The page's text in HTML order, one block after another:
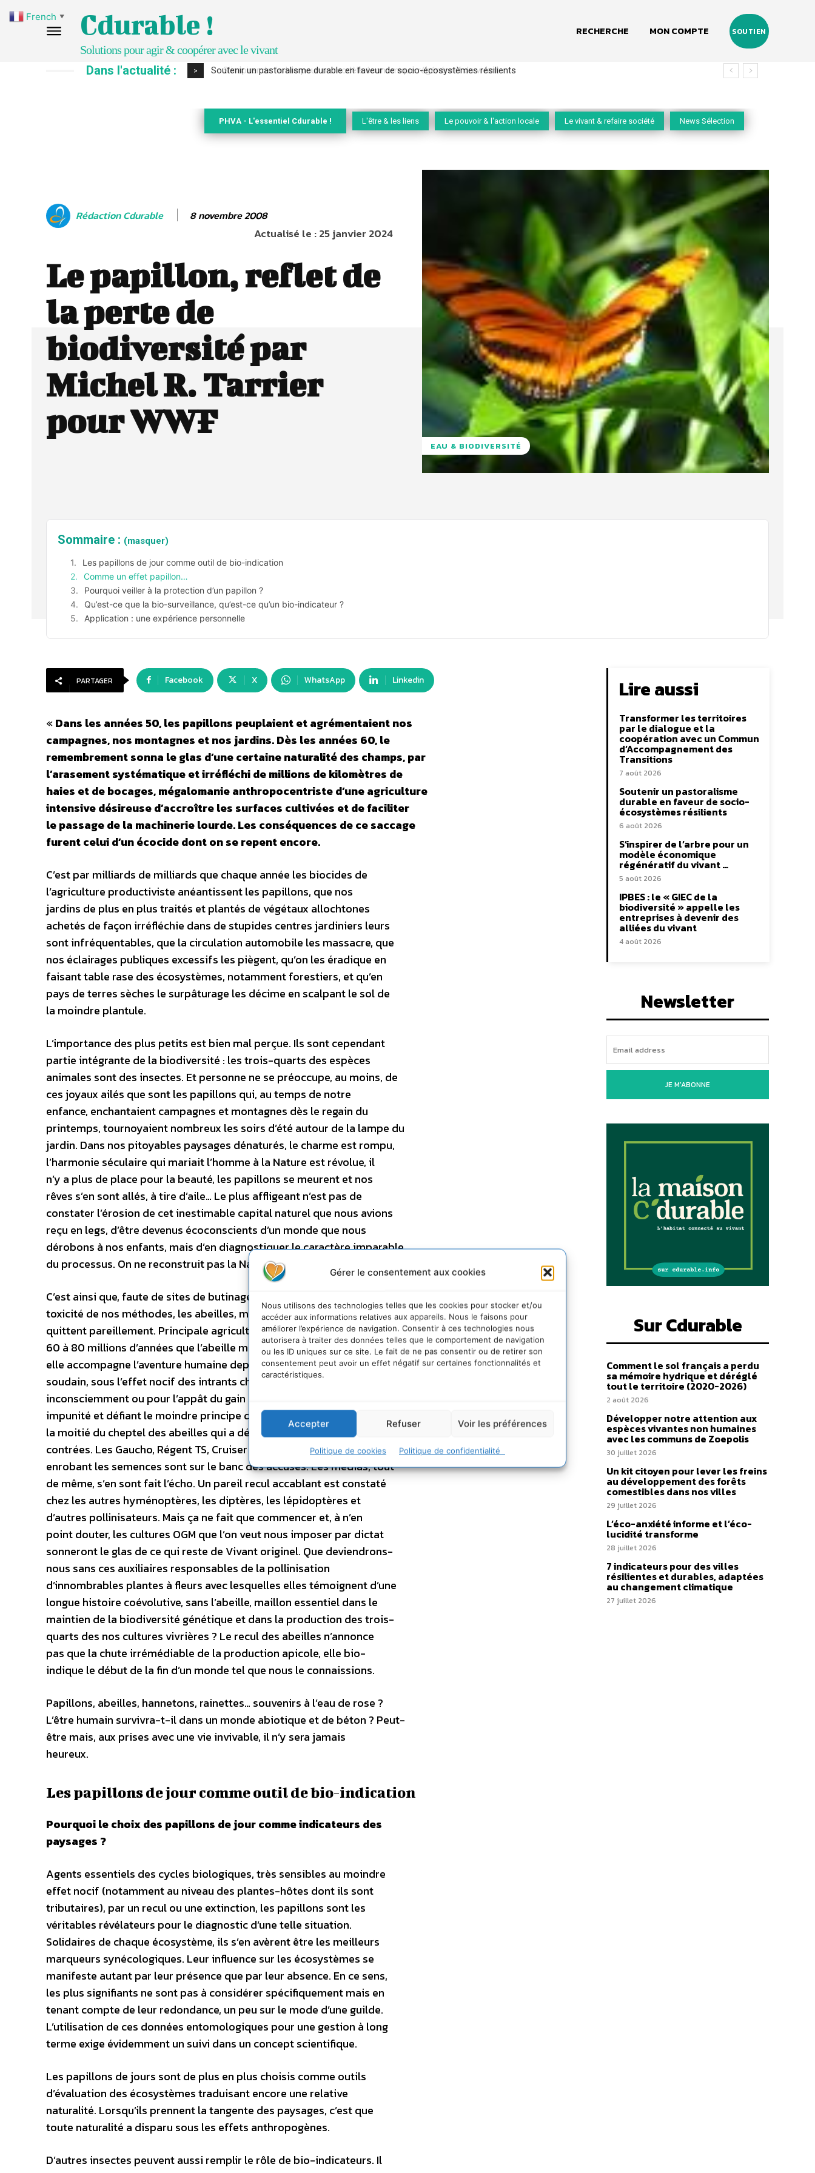
Gérer le consentement aux cookies
Nous utilisons des technologies telles que les cookies pour stocker et/ou
accéder aux informations relatives aux appareils. Nous le faisons pour
améliorer l’expérience de navigation. Consentir à ces technologies nous
autorisera à traiter des données telles que le comportement de navigation
ou les ID uniques sur ce site. Le fait de ne pas consentir ou de retirer son
consentement peut avoir un effet négatif sur certaines fonctionnalités et
caractéristiques.
Accepter Refuser Voir les préférences
Politique de cookies Politique de confidentialité
Cdurable !
Solutions pour agir & coopérer avec le vivant
RECHERCHE MON COMPTE SOUTIEN
Dans l'actualité : > S’inspirer de l’arbre pour un modèle économique régénératif du vivant …
PHVA - L'essentiel Cdurable ! L'être & les liens Le pouvoir & l'action locale Le vivant & refaire société News Sélection
Rédaction Cdurable 8 novembre 2008
Actualisé le :25 janvier 2024
Le papillon, reflet de
la perte de
biodiversité par
Michel R. Tarrier
pour WWF
EAU & BIODIVERSITÉ
Sommaire : (masquer)
Les papillons de jour comme outil de bio-indication
Comme un effet papillon…
Pourquoi veiller à la protection d’un papillon ?
Qu’est-ce que la bio-surveillance, qu’est-ce qu’un bio-indicateur ?
Application : une expérience personnelle
PARTAGER Facebook X WhatsApp Linkedin
«Dans les années 50, les papillons peuplaient et agrémentaient nos
campagnes, nos montagnes et nos jardins. Dès les années 60, le
remembrement sonna le glas d’une certaine naturalité des champs, par
l’arasement systématique et irréfléchi de millions de kilomètres de
haies et de bocages, mégalomanie anthropocentriste d’une agriculture
intensive désireuse d’accroître les surfaces cultivées et de faciliter
le passage de la machinerie lourde. Les conséquences de ce saccage
furent celui d’un écocide dont on se repent encore.
C’est par milliards de milliards que chaque année les biocides de
l’agriculture productiviste anéantissent les papillons, que nos
jardins de plus en plus traités et plantés de végétaux allochtones
achetés de façon irréfléchie dans de stupides centres jardiniers leurs
sont infréquentables, que la circulation automobile les massacre, que
nos éclairages publiques excessifs les piègent, qu’on les éradique en
faisant table rase des écosystèmes, notamment forestiers, et qu’en
pays de terres sèches le surpâturage les décime en scalpant le sol de
la moindre plantule.
L’importance des plus petits est bien mal perçue. Ils sont cependant
partie intégrante de la biodiversité : les trois-quarts des espèces
animales sont des insectes. Et personne ne se préoccupe, au moins, de
ces joyaux ailés que sont les papillons qui, au temps de notre
enfance, enchantaient campagnes et montagnes dès le regain du
printemps, tournoyaient nombreux les soirs d’été autour de la lampe du
jardin. Dans nos pitoyables paysages dénaturés, le charme est rompu,
l’harmonie séculaire qui mariait l’homme à la Nature est révolue, il
n’y a plus de place pour la beauté, les papillons se meurent et nos
rêves s’en sont allés, à tire d’aile… Le plus affligeant n’est pas de
constater l’érosion de cet inestimable capital naturel que nous avions
reçu en legs, d’être devenus écoconscients d’un monde que nous
dérobons à nos enfants, mais d’en diagnostiquer le caractère imparable
du processus. On ne reconstruit pas la Nature.
C’est ainsi que, faute de sites de butinage ou assassinées par la
toxicité de nos méthodes, les abeilles, malades de l’homme, nous
quittent pareillement. Principale agricultrice avant la lettre, voilà
60 à 80 millions d’années que l’abeille mellifère est sur Terre et
elle accompagne l’aventure humaine depuis ses premiers temps. Mais
soudain, sous l’effet nocif des intrants chimiques que nous déversons
inconsciemment ou pour l’appât du gain agricole, toujours en toute
impunité et défiant le moindre principe de précaution, c’est plus de
la moitié du cheptel des abeilles qui a déjà disparu de certaines
contrées. Les Gaucho, Régent TS, Cruiser et autres abominables poisons
enrobant les semences sont sur le banc des accusés. Les médias, tout
de même, s’en sont fait l’écho. Un pareil recul accablant est constaté
chez les autres hyménoptères, les diptères, les lépidoptères et
d’autres pollinisateurs. Mais ça ne fait que commencer et, à n’en
point douter, les cultures OGM que l’on veut nous imposer par dictat
sonneront le glas de ce qui reste de Vivant originel. Que deviendrons-
nous sans ces auxiliaires responsables de la pollinisation
d’innombrables plantes à fleurs avec lesquelles elles témoignent d’une
longue histoire coévolutive, sans l’abeille, maillon essentiel dans le
maintien de la biodiversité génétique et dans la production des trois-
quarts des nos cultures vivrières ? Le recul des abeilles n’annonce
pas que la chute irrémédiable de la production apicole, elle bio-
indique le début de la fin d’un monde tel que nous le connaissions.
Papillons, abeilles, hannetons, rainettes… souvenirs à l’eau de rose ?
L’être humain survivra-t-il dans un monde abiotique et de béton ? Peut-
être mais, aux prises avec une vie invivable, il n’y sera jamais
heureux.
Les papillons de jour comme outil de bio-indication
Pourquoi le choix des papillons de jour comme indicateurs des
paysages ?
Agents essentiels des cycles biologiques, très sensibles au moindre
effet nocif (notamment au niveau des plantes-hôtes dont ils sont
tributaires), par un recul ou une extinction, les papillons sont les
véritables révélateurs pour le diagnostic d’une telle situation.
Solidaires de chaque écosystème, ils s’en avèrent être les meilleurs
marqueurs synécologiques. Leur influence sur les écosystèmes se
manifeste autant par leur présence que par leur absence. En ce sens,
les plus signifiants ne sont pas à considérer spécifiquement mais en
tenant compte de leur redondance, un peu sur le mode d’une guilde.
L’utilisation de ces données entomologiques pour une gestion à long
terme exige évidemment un suivi dans un concept scientifique.
Les papillons de jours sont de plus en plus choisis comme outils
d’évaluation des écosystèmes traduisant encore une relative
naturalité. Lorsqu’ils prennent la tangente des paysages, c’est que
toute naturalité a disparu sous les effets anthropogènes.
D’autres insectes peuvent aussi remplir le rôle de bio-indicateurs. Il
Lire aussi
Transformer les territoires
par le dialogue et la
coopération avec un Commun
d’Accompagnement des
Transitions
7 août 2026
Soutenir un pastoralisme
durable en faveur de socio-
écosystèmes résilients
6 août 2026
S’inspirer de l’arbre pour un
modèle économique
régénératif du vivant …
5 août 2026
IPBES : le « GIEC de la
biodiversité » appelle les
entreprises à devenir des
alliées du vivant
4 août 2026
Newsletter
JE M'ABONNE
Sur Cdurable
Comment le sol français a perdu
sa mémoire hydrique et déréglé
tout le territoire (2020-2026)
2 août 2026
Développer notre attention aux
espèces vivantes non humaines
avec les communs de Zoepolis
30 juillet 2026
Un kit citoyen pour lever les freins
au développement des forêts
comestibles dans nos villes
29 juillet 2026
L’éco-anxiété informe et l’éco-
lucidité transforme
28 juillet 2026
7 indicateurs pour des villes
résilientes et durables, adaptées
au changement climatique
27 juillet 2026
French ▼